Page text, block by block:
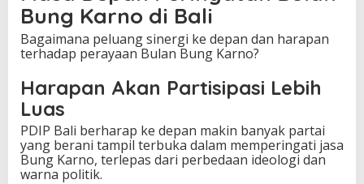
Bung Karno di Bali
Bagaimana peluang sinergi ke depan dan harapan
terhadap perayaan Bulan Bung Karno?
Harapan Akan Partisipasi Lebih
Luas
PDIP Bali berharap ke depan makin banyak partai
yang berani tampil terbuka dalam memperingati jasa
Bung Karno, terlepas dari perbedaan ideologi dan
warna politik.